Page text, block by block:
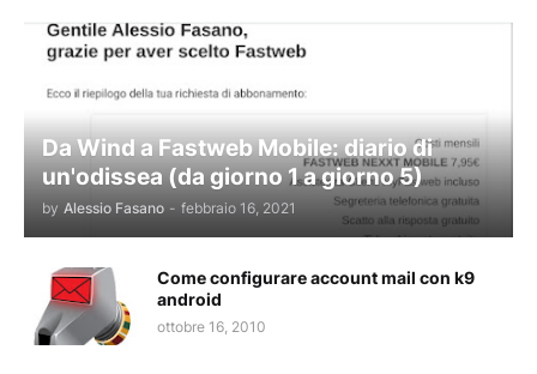
Da Wind a Fastweb Mobile: diario di
un'odissea (da giorno 1 a giorno 5)
by Alessio Fasano - febbraio 16, 2021
Come configurare account mail con k9
android
ottobre 16, 2010